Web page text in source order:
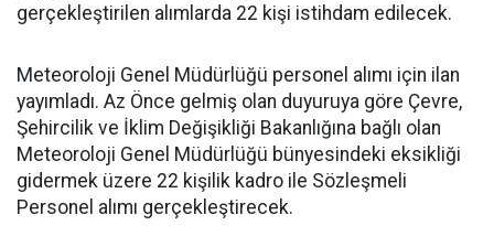
gerçekleştirilen alımlarda 22 kişi istihdam edilecek.
Meteoroloji Genel Müdürlüğü personel alımı için ilan
yayımladı. Az Önce gelmiş olan duyuruya göre Çevre,
Şehircilik ve İklim Değişikliği Bakanlığına bağlı olan
Meteoroloji Genel Müdürlüğü bünyesindeki eksikliği
gidermek üzere 22 kişilik kadro ile Sözleşmeli
Personel alımı gerçekleştirecek.